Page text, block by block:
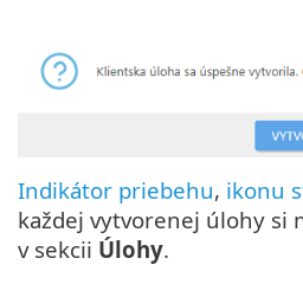
Indikátor priebehu, ikonu
každej vytvorenej úlohy si
v sekcii Úlohy.